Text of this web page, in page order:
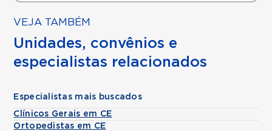
VEJA TAMBÉM
Unidades, convênios e
especialistas relacionados
Especialistas mais buscados
Clínicos Gerais em CE
Ortopedistas em CE